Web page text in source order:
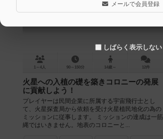
6.9
1～4人 90～150分 14歳～ 12件
火星への入植の礎を築きコロニーの発展
に貢献しよう！
プレイヤーは民間企業に所属する宇宙飛行士とし
て、火星探査局から依頼を受け火星植民地化の為の
ミッションに従事します。 ミッションの達成は一筋
縄ではいきません。地表のコロニーと...
メールで会員登録
しばらく表示しない